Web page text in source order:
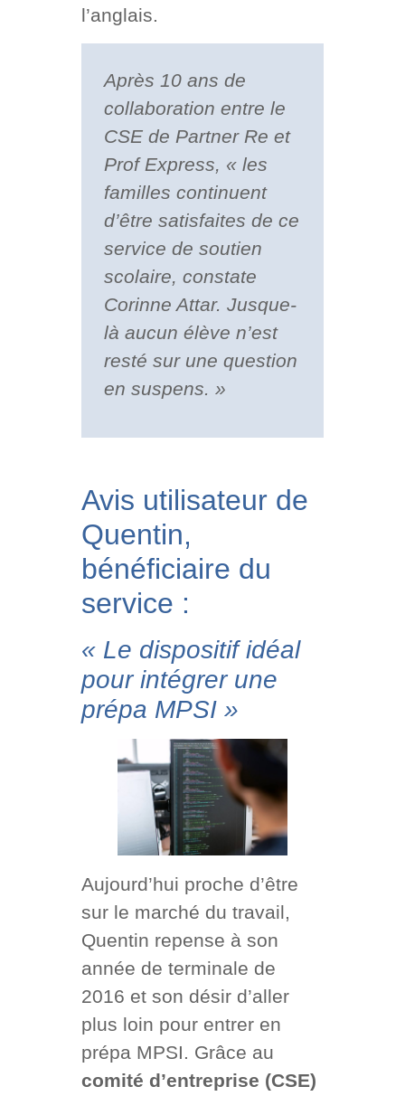
l’anglais.
Après 10 ans de
collaboration entre le
CSE de Partner Re et
Prof Express, « les
familles continuent
d’être satisfaites de ce
service de soutien
scolaire, constate
Corinne Attar. Jusque-
là aucun élève n’est
resté sur une question
en suspens. »
Avis utilisateur de
Quentin,
bénéficiaire du
service :
« Le dispositif idéal
pour intégrer une
prépa MPSI »
Aujourd’hui proche d’être
sur le marché du travail,
Quentin repense à son
année de terminale de
2016 et son désir d’aller
plus loin pour entrer en
prépa MPSI. Grâce au
comité d’entreprise (CSE)